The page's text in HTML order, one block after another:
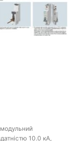
10.0 кА,